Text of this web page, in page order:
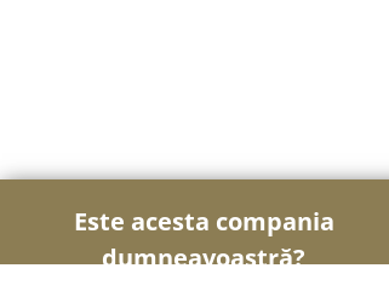
Este acesta compania
dumneavoastră?